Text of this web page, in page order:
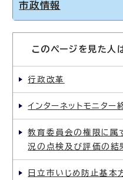
市政情報
このページを見た人
行政改革
インターネットモニター
教育委員会の権限に属
況の点検及び評価の結
日立市いじめ防止基本